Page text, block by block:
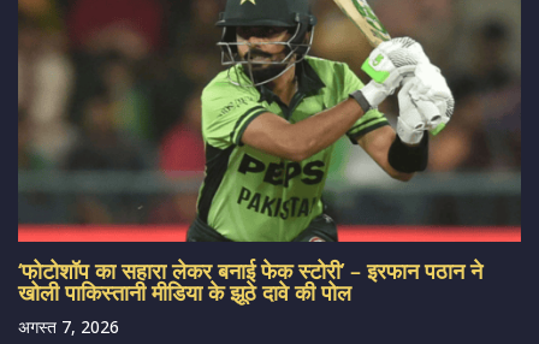
‘फोटोशॉप का सहारा लेकर बनाई फेक स्टोरी’ – इरफान पठान ने
खोली पाकिस्तानी मीडिया के झूठे दावे की पोल
अगस्त 7, 2026